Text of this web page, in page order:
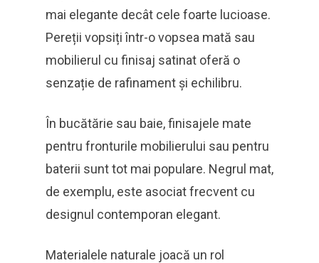
mai elegante decât cele foarte lucioase.
Pereții vopsiți într-o vopsea mată sau
mobilierul cu finisaj satinat oferă o
senzație de rafinament și echilibru.
În bucătărie sau baie, finisajele mate
pentru fronturile mobilierului sau pentru
baterii sunt tot mai populare. Negrul mat,
de exemplu, este asociat frecvent cu
designul contemporan elegant.
Materialele naturale joacă un rol